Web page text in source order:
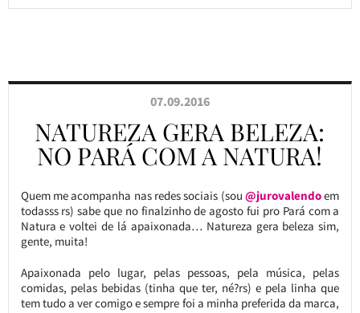
07.09.2016
NATUREZA GERA BELEZA:
NO PARÁ COM A NATURA!
Quem me acompanha nas redes sociais (sou@jurovalendoem
todasss rs) sabe que no finalzinho de agosto fui pro Pará com a
Natura e voltei de lá apaixonada… Natureza gera beleza sim,
gente, muita!
Apaixonada pelo lugar, pelas pessoas, pela música, pelas
comidas, pelas bebidas (tinha que ter, né?rs) e pela linha que
tem tudo a ver comigo e sempre foi a minha preferida da marca,